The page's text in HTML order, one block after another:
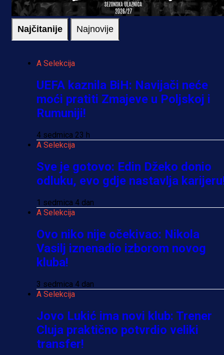
Najčitanije Najnovije
A Selekcija
UEFA kaznila BiH: Navijači neće
moći pratiti Zmajeve u Poljskoj i
Rumuniji!
4 sedmica 23 h
A Selekcija
Sve je gotovo: Edin Džeko donio
odluku, evo gdje nastavlja
1 sedmica 4 dan
A Selekcija
Ovo niko nije očekivao: Nikola
Vasilj iznenadio izborom novog
kluba!
3 sedmica 4 dan
A Selekcija
Jovo Lukić ima novi klub: Trener
Cluja praktično potvrdio veliki
transfer!